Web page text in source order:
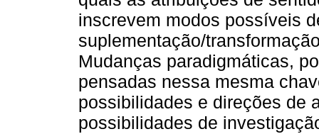
inscrevem modos possíveis
suplementação/
Mudanças paradigmáticas,
pensadas nessa mesma
possibilidades e direções de
possibilidades de